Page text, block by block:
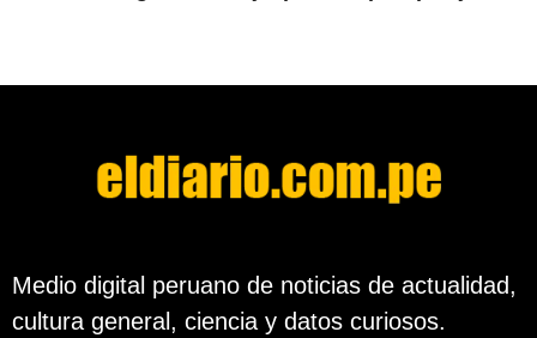
Medio digital peruano de noticias de actualidad,
cultura general, ciencia y datos curiosos.